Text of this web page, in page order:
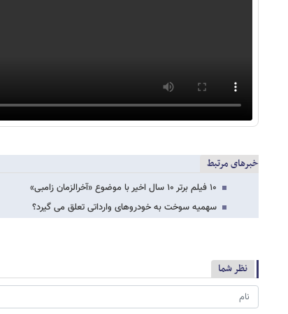
خبرهای مرتبط
۱۰ فیلم برتر ۱۰ سال اخیر با موضوع «آخرالزمان زامبی»
سهمیه سوخت به خودروهای وارداتی تعلق می گیرد؟
نظر شما